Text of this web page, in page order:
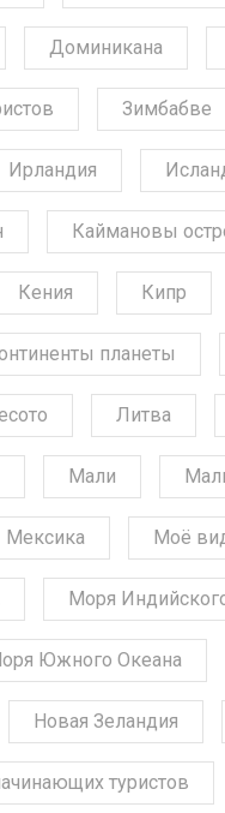
Доминикана
Зимбабве
Ирландия
Каймановы
Кения Кипр
планеты
Литва
Мали
Мексика Моё
Моря
Южного Океана
Новая Зеландия
туристов